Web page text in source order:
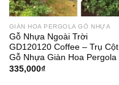
GIÀN HOA PERGOLA GỖ NHỰA
Gỗ Nhựa Ngoài Trời
GD120120 Coffee – Trụ Cột
Gỗ Nhựa Giàn Hoa Pergola
335,000₫